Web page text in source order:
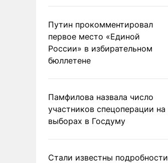
Путин прокомментировал
первое место «Единой
России» в избирательном
бюллетене
Памфилова назвала число
участников спецоперации на
выборах в Госдуму
Стали известны подробности